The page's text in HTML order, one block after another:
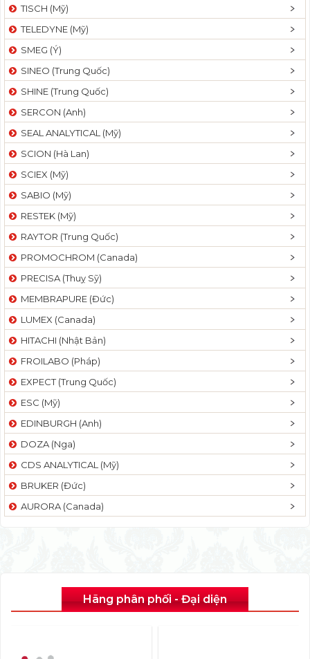
TISCH (Mỹ)
TELEDYNE (Mỹ)
SMEG (Ý)
SINEO (Trung Quốc)
SHINE (Trung Quốc)
SERCON (Anh)
SEAL ANALYTICAL (Mỹ)
SCION (Hà Lan)
SCIEX (Mỹ)
SABIO (Mỹ)
RESTEK (Mỹ)
RAYTOR (Trung Quốc)
PROMOCHROM (Canada)
PRECISA (Thuỵ Sỹ)
MEMBRAPURE (Đức)
LUMEX (Canada)
HITACHI (Nhật Bản)
FROILABO (Pháp)
EXPECT (Trung Quốc)
ESC (Mỹ)
EDINBURGH (Anh)
DOZA (Nga)
CDS ANALYTICAL (Mỹ)
BRUKER (Đức)
AURORA (Canada)
Hãng phân phối - Đại diện